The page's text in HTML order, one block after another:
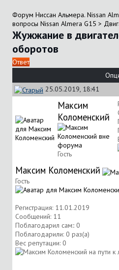
Форум Ниссан Альмера. Nissan
вопросы Nissan Almera G15 >
Жужжание в
оборотов
Ответ
25.05.2019, 18:41
Максим
Коломенский
Гость
Максим Коломенский
Гость
Регистрация: 11.01.2019
Сообщений: 11
Поблагодарил сам:: 0
Поблагодарили: 0 раз(а)
Вес репутации: 0